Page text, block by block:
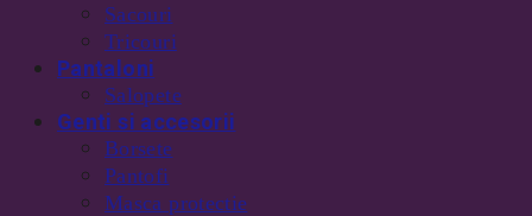
Sacouri
Tricouri
Pantaloni
Salopete
Genti si accesorii
Borsete
Pantofi
Masca protectie